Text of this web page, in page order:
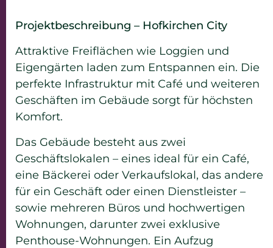
Projektbeschreibung – Hofkirchen City
Attraktive Freiflächen wie Loggien und
Eigengärten laden zum Entspannen ein. Die
perfekte Infrastruktur mit Café und weiteren
Geschäften im Gebäude sorgt für höchsten
Komfort.
Das Gebäude besteht aus zwei
Geschäftslokalen – eines ideal für ein Café,
eine Bäckerei oder Verkaufslokal, das andere
für ein Geschäft oder einen Dienstleister –
sowie mehreren Büros und hochwertigen
Wohnungen, darunter zwei exklusive
Penthouse-Wohnungen. Ein Aufzug